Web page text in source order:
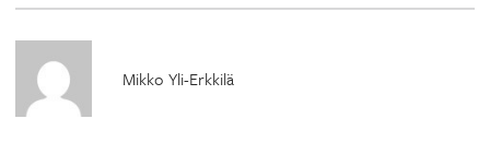
Mikko Yli-Erkkilä